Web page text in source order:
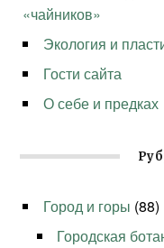
«чайников»
Экология и
Гости сайта
О себе и предках
Город и горы (88)
Городская